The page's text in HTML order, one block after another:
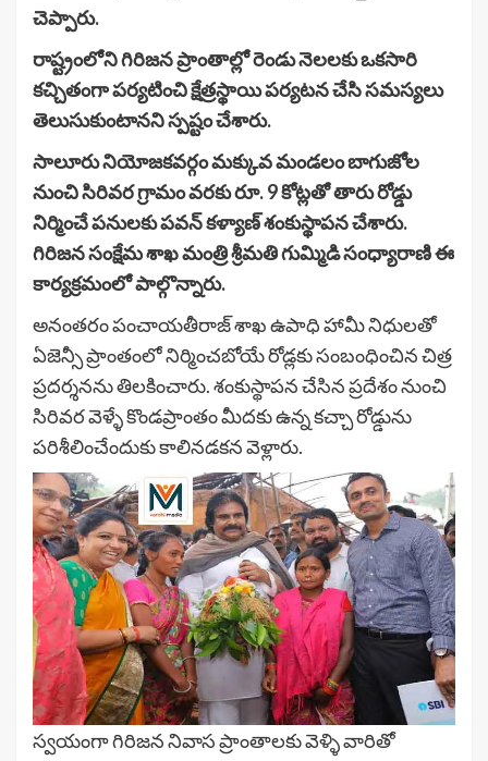
చెప్పారు.
రాష్ట్రంలోని గిరిజన ప్రాంతాల్లో రెండు నెలలకు ఒకసారి
కచ్చితంగా పర్యటించి క్షేత్రస్థాయి పర్యటన చేసి సమస్యలు
తెలుసుకుంటానని స్పష్టం చేశారు.
సాలూరు నియోజకవర్గం మక్కువ మండలం బాగుజోల
నుంచి సిరివర గ్రామం వరకు రూ. 9 కోట్లతో తారు రోడ్డు
నిర్మించే పనులకు పవన్ కళ్యాణ్ శంకుస్థాపన చేశారు.
గిరిజన సంక్షేమ శాఖ మంత్రి శ్రీమతి గుమ్మిడి సంధ్యారాణి ఈ
కార్యక్రమంలో పాల్గొన్నారు.
అనంతరం పంచాయతీరాజ్ శాఖ ఉపాధి హామీ నిధులతో
ఏజెన్సీ ప్రాంతంలో నిర్మించబోయే రోడ్లకు సంబంధించిన చిత్ర
ప్రదర్శనను తిలకించారు. శంకుస్థాపన చేసిన ప్రదేశం నుంచి
సిరివర వెళ్ళే కొండప్రాంతం మీదకు ఉన్న కచ్చా రోడ్డును
పరిశీలించేందుకు కాలినడకన వెళ్లారు.
స్వయంగా గిరిజన నివాస ప్రాంతాలకు వెళ్ళి వారితో